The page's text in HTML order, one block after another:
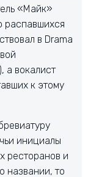
«Майк»
распавшихся
в Drama
а вокалист
к этому
инициалы
ресторанов и
названии, то